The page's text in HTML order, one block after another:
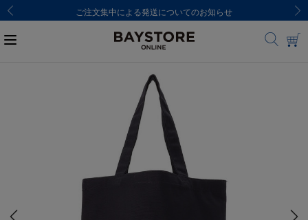
ご注文集中による発送についてのお知らせ